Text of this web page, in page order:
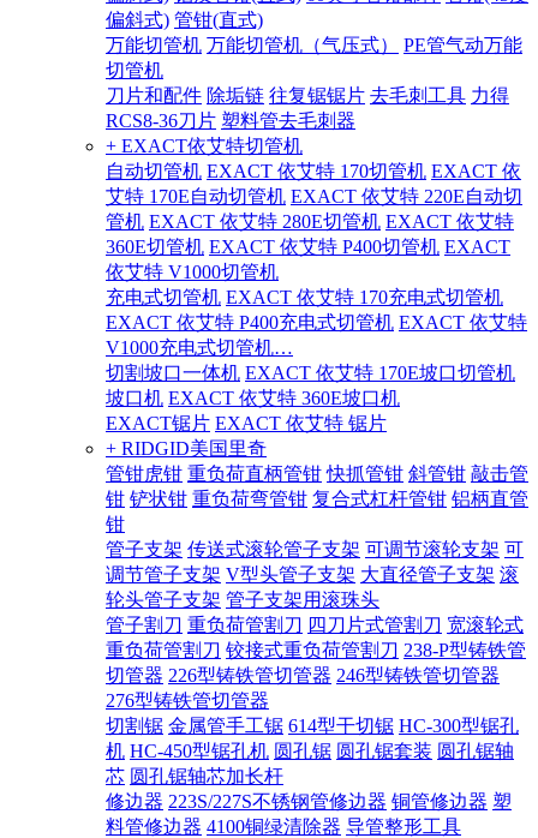
偏斜式) 管钳(直式)
万能切管机 万能切管机（气压式）
PE管气动万能
切管机
刀片和配件 除垢链 往复锯锯片 去毛刺工具 力得
RCS8-36刀片 塑料管去毛刺器
+ EXACT依艾特切管机
自动切管机 EXACT 依艾特 170切管机 EXACT 依
艾特 170E自动切管机 EXACT 依艾特 220E自动切
管机 EXACT 依艾特 280E切管机 EXACT 依艾特
360E切管机 EXACT 依艾特 P400切管机 EXACT
依艾特 V1000切管机
充电式切管机 EXACT 依艾特 170充电式切管机
EXACT 依艾特 P400充电式切管机 EXACT 依艾特
V1000充电式切管机…
切割坡口一体机 EXACT 依艾特 170E坡口切管机
坡口机 EXACT 依艾特 360E坡口机
EXACT锯片 EXACT 依艾特 锯片
+ RIDGID美国里奇
管钳虎钳 重负荷直柄管钳 快抓管钳 斜管钳 敲击管
钳 铲状钳 重负荷弯管钳 复合式杠杆管钳 铝柄直管
钳
管子支架 传送式滚轮管子支架 可调节滚轮支架 可
调节管子支架 V型头管子支架 大直径管子支架 滚
轮头管子支架 管子支架用滚珠头
管子割刀 重负荷管割刀 四刀片式管割刀 宽滚轮式
重负荷管割刀 铰接式重负荷管割刀 238-P型铸铁管
切管器 226型铸铁管切管器 246型铸铁管切管器
276型铸铁管切管器
切割锯 金属管手工锯 614型干切锯 HC-300型锯孔
机 HC-450型锯孔机 圆孔锯 圆孔锯套装 圆孔锯轴
芯 圆孔锯轴芯加长杆
修边器 223S/227S不锈钢管修边器 铜管修边器 塑
料管修边器 4100铜绿清除器 导管整形工具